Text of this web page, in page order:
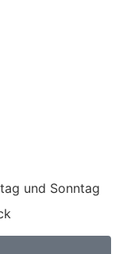
und Sonntag